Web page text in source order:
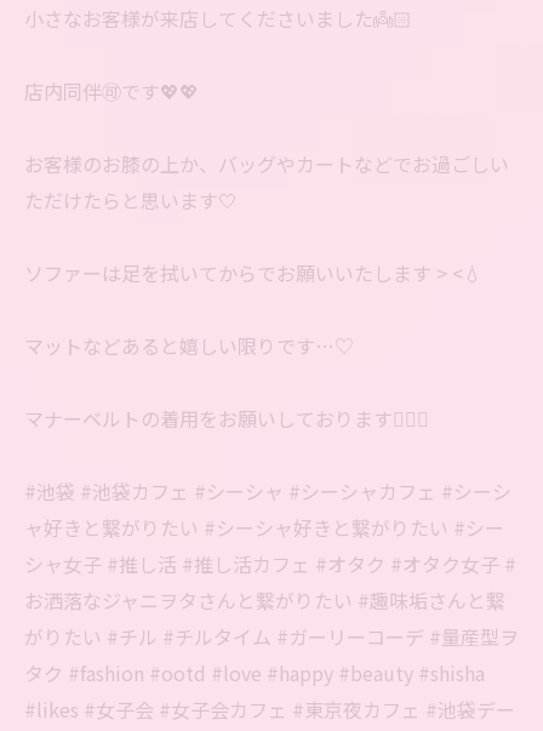
小さなお客様が来店してくださいました👼🏻‎
店内同伴🉑です💖💖
お客様のお膝の上か、バッグやカートなどでお過ごしい
ただけたらと思います🤍
ソファーは足を拭いてからでお願いいたします‬ > <💧
マットなどあると嬉しい限りです…♡
マナーベルトの着用をお願いしております🙇🏻‍♀️
#池袋 #池袋カフェ #シーシャ #シーシャカフェ #シーシ
ャ好きと繋がりたい #シーシャ好きと繋がりたい #シー
シャ女子 #推し活 #推し活カフェ #オタク #オタク女子 #
お洒落なジャニヲタさんと繋がりたい #趣味垢さんと繋
がりたい #チル #チルタイム #ガーリーコーデ #量産型ヲ
タク #fashion #ootd #love #happy #beauty #shisha
#likes #女子会 #女子会カフェ #東京夜カフェ #池袋デー